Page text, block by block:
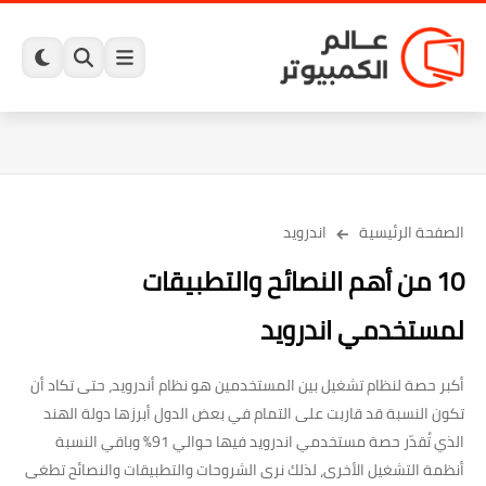
الصفحة الرئيسية اندرويد
10 من أهم النصائح والتطبيقات
لمستخدمي اندرويد
أكبر حصة لنظام تشغيل بين المستخدمين هو نظام أندرويد، حتى تكاد أن
تكون النسبة قد قاربت على التمام في بعض الدول أبرزها دولة الهند
الذي تُقدّر حصة مستخدمي اندرويد فيها حوالي 91% وباقي النسبة
أنظمة التشغيل الأخرى، لذلك نرى الشروحات والتطبيقات والنصائح تطغى